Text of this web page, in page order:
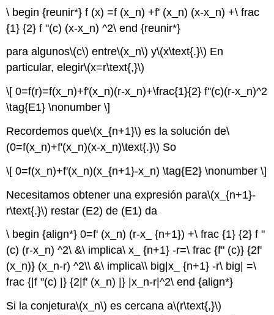
\ begin {reunir*} f (x) =f (x_n) +f' (x_n) (x-x_n) +\ frac
{1} {2} f "(c) (x-x_n) ^2\ end {reunir*}
para algunos\(c\) entre\(x_n\) y\(x\text{.}\) En
particular, elegir\(x=r\text{,}\)
\[ 0=f(r)=f(x_n)+f'(x_n)(r-x_n)+\frac{1}{2} f''(c)(r-x_n)^2
\tag{E1} \nonumber \]
Recordemos que\(x_{n+1}\) es la solución de\
(0=f(x_n)+f'(x_n)(x-x_n)\text{.}\) So
\[ 0=f(x_n)+f'(x_n)(x_{n+1}-x_n) \tag{E2} \nonumber \]
Necesitamos obtener una expresión para\(x_{n+1}-
r\text{.}\) restar (E2) de (E1) da
\ begin {align*} 0=f' (x_n) (r-x_ {n+1}) +\ frac {1} {2} f "
(c) (r-x_n) ^2\ &\ implica\ x_ {n+1} -r=\ frac {f" (c)} {2f'
(x_n)} (x_n-r) ^2\\ &\ implica\\ big|x_ {n+1} -r\ big| =\
frac {|f "(c) |} {2|f' (x_n) |} |x_n-r|^2\ end {align*}
Si la conjetura\(x_n\) es cercana a\(r\text{,}\)